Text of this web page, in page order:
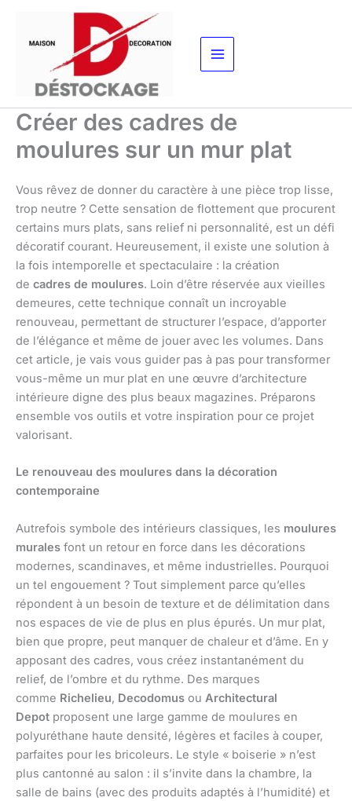
contenu
Créer des cadres de
moulures sur un mur plat
Vous rêvez de donner du caractère à une pièce trop lisse,
trop neutre ? Cette sensation de flottement que procurent
certains murs plats, sans relief ni personnalité, est un défi
décoratif courant. Heureusement, il existe une solution à
la fois intemporelle et spectaculaire : la création
de cadres de moulures. Loin d’être réservée aux vieilles
demeures, cette technique connaît un incroyable
renouveau, permettant de structurer l’espace, d’apporter
de l’élégance et même de jouer avec les volumes. Dans
cet article, je vais vous guider pas à pas pour transformer
vous-même un mur plat en une œuvre d’architecture
intérieure digne des plus beaux magazines. Préparons
ensemble vos outils et votre inspiration pour ce projet
valorisant.
Le renouveau des moulures dans la décoration
contemporaine
Autrefois symbole des intérieurs classiques, les moulures
murales font un retour en force dans les décorations
modernes, scandinaves, et même industrielles. Pourquoi
un tel engouement ? Tout simplement parce qu’elles
répondent à un besoin de texture et de délimitation dans
nos espaces de vie de plus en plus épurés. Un mur plat,
bien que propre, peut manquer de chaleur et d’âme. En y
apposant des cadres, vous créez instantanément du
relief, de l’ombre et du rythme. Des marques
comme Richelieu, Decodomus ou Architectural
Depot proposent une large gamme de moulures en
polyuréthane haute densité, légères et faciles à couper,
parfaites pour les bricoleurs. Le style « boiserie » n’est
plus cantonné au salon : il s’invite dans la chambre, la
salle de bains (avec des produits adaptés à l’humidité) et